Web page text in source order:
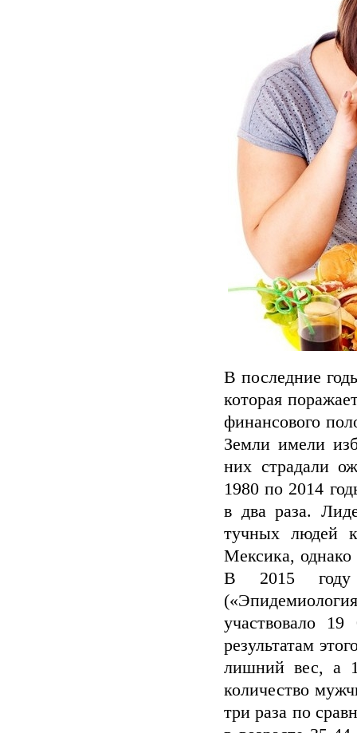
В последние
которая
финансового
Земли имели
них страдали
1980 по 2014
в два раза.
тучных людей
Мексика, однако
В 2015 году
участвовало
результатам
лишний вес, а
количество
три раза по